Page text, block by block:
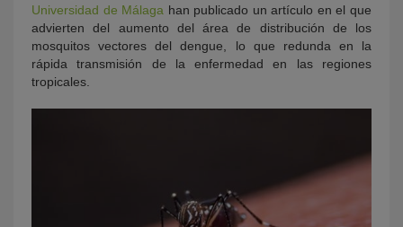
Universidad de Málaga han publicado un artículo en el que
advierten del aumento del área de distribución de los
mosquitos vectores del dengue, lo que redunda en la
rápida transmisión de la enfermedad en las regiones
tropicales.